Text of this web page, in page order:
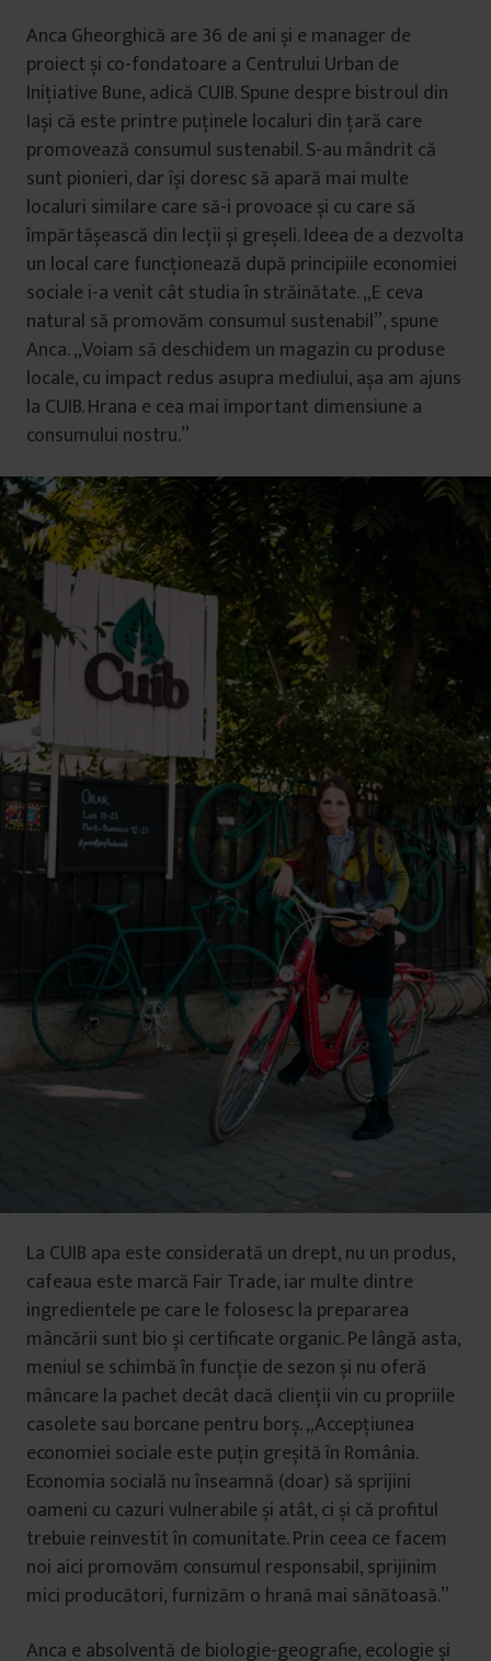
Anca Gheorghică are 36 de ani și e manager de
proiect și co-fondatoare a Centrului Urban de
Inițiative Bune, adică CUIB. Spune despre bistroul din
Iași că este printre puținele localuri din țară care
promovează consumul sustenabil. S-au mândrit că
sunt pionieri, dar își doresc să apară mai multe
localuri similare care să-i provoace și cu care să
împărtășească din lecții și greșeli. Ideea de a dezvolta
un local care funcționează după principiile economiei
sociale i-a venit cât studia în străinătate. „E ceva
natural să promovăm consumul sustenabil”, spune
Anca. „Voiam să deschidem un magazin cu produse
locale, cu impact redus asupra mediului, așa am ajuns
la CUIB. Hrana e cea mai important dimensiune a
consumului nostru.”
La CUIB apa este considerată un drept, nu un produs,
cafeaua este marcă Fair Trade, iar multe dintre
ingredientele pe care le folosesc la prepararea
mâncării sunt bio și certificate organic. Pe lângă asta,
meniul se schimbă în funcție de sezon și nu oferă
mâncare la pachet decât dacă clienții vin cu propriile
casolete sau borcane pentru borș. „Accepțiunea
economiei sociale este puțin greșită în România.
Economia socială nu înseamnă (doar) să sprijini
oameni cu cazuri vulnerabile și atât, ci și că profitul
trebuie reinvestit în comunitate. Prin ceea ce facem
noi aici promovăm consumul responsabil, sprijinim
mici producători, furnizăm o hrană mai sănătoasă.”
Anca e absolventă de biologie-geografie, ecologie și